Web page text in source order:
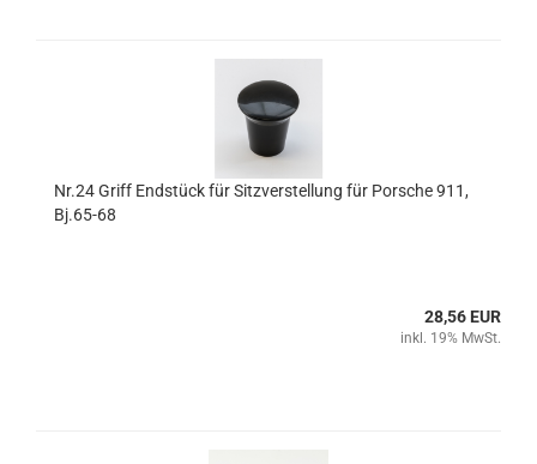
Nr.24 Griff Endstück für Sitzverstellung für Porsche 911,
Bj.65-68
28,56 EUR
inkl. 19% MwSt.